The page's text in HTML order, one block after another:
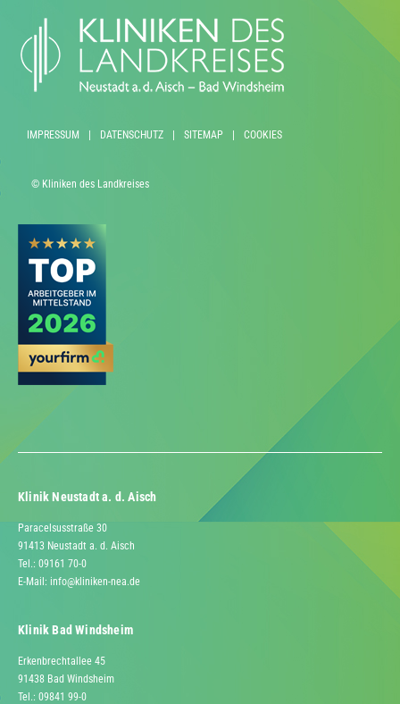
IMPRESSUM | DATENSCHUTZ | SITEMAP | COOKIES
© Kliniken des Landkreises
Klinik Neustadt a. d. Aisch
Paracelsusstraße 30
91413 Neustadt a. d. Aisch
Tel.: 09161 70-0
E-Mail: info@kliniken-nea.de
Klinik Bad Windsheim
Erkenbrechtallee 45
91438 Bad Windsheim
Tel.: 09841 99-0